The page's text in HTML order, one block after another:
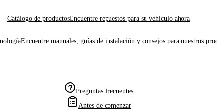
Catálogo de productosEncuentre repuestos para su vehículo ahora
Encuentre manuales, guías de instalación y consejos para nuestros
Preguntas frecuentes
Antes de comenzar